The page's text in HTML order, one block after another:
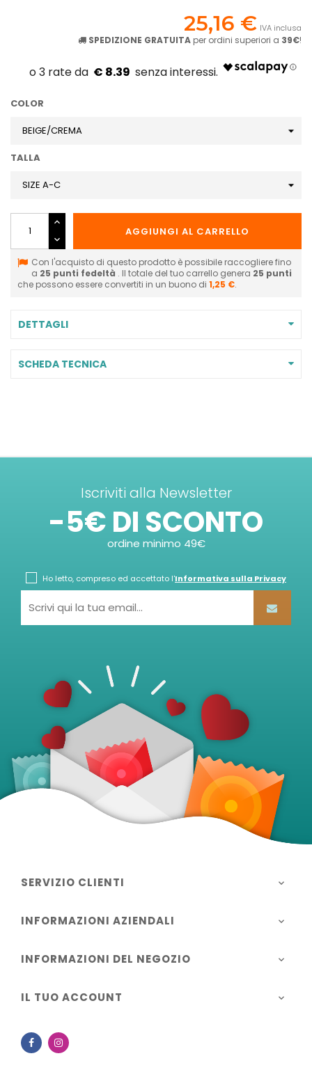
25,16 € IVA inclusa
SPEDIZIONE GRATUITA per ordini superiori a 39€!
€ 8.39
COLOR
TALLA
AGGIUNGI AL CARRELLO
Con l'acquisto di questo prodotto è possibile raccogliere fino
a 25 punti fedeltà . Il totale del tuo carrello genera 25 punti
che possono essere convertiti in un buono di 1,25 €.
DETTAGLI
SCHEDA TECNICA
Iscriviti alla Newsletter
-5€ DI SCONTO
ordine minimo 49€
Ho letto, compreso ed accettato l'Informativa sulla Privacy
SERVIZIO CLIENTI 
INFORMAZIONI AZIENDALI 
INFORMAZIONI DEL NEGOZIO 
IL TUO ACCOUNT 
Facebook